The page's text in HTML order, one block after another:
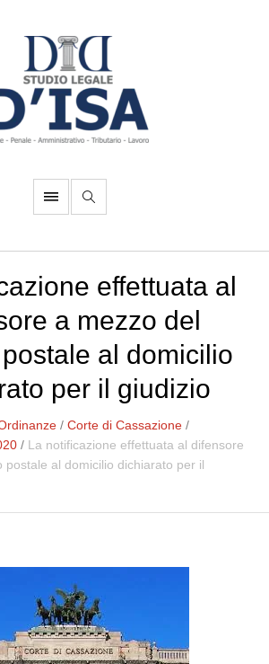
effettuata al
a mezzo del
al domicilio
per il giudizio
/Corte di Cassazione /
/ La notificazione effettuata al difensore
postale al domicilio dichiarato per il